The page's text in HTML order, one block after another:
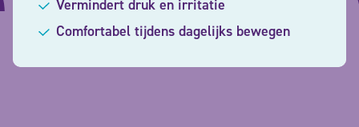
Vermindert druk en irritatie
Comfortabel tijdens dagelijks bewegen